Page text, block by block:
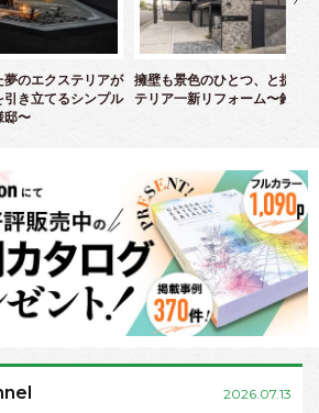
のエクステリアが
引き立てるシンプル
邸〜
擁壁も景色のひとつ、と捉え
テリア一新リフォーム〜鈴木
2026.07.13